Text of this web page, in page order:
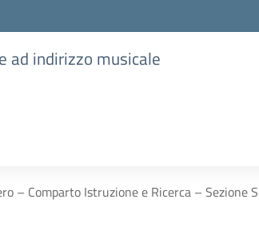
ad indirizzo musicale
– Comparto Istruzione e Ricerca – Sezione